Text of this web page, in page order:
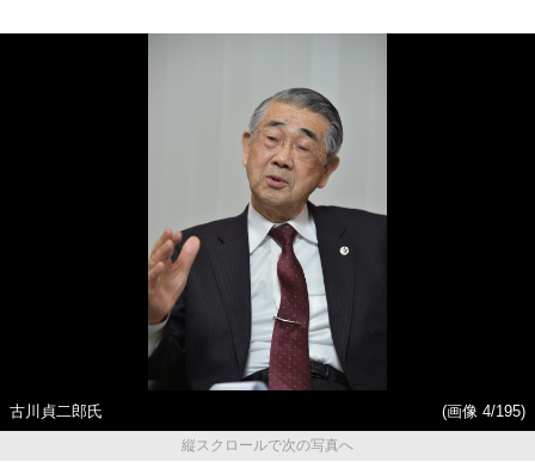
古川貞二郎氏
(画像 4/195)
縦スクロールで次の写真へ